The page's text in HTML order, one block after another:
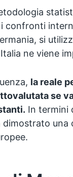
confronti
si
ne viene
la reale
se
In termini
dimostrato una